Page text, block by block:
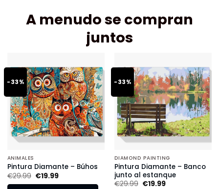
A menudo se compran
juntos
-33%
ANIMALES
Pintura Diamante – Búhos
€29.99 €19.99
-33%
DIAMOND PAINTING
Pintura Diamante – Banco
junto al estanque
€29.99 €19.99